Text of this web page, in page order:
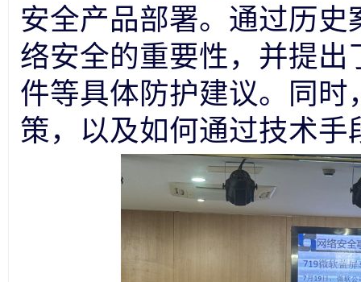
安全产品部署。通过历
络安全的重要性，并提
件等具体防护建议。同
策，以及如何通过技术手